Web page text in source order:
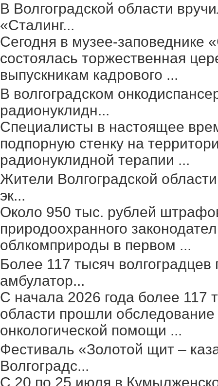
В Волгоградской области
«Сталинг...
Сегодня в музее-заповеднике
состоялась торжественная
выпускникам кадрового ...
В волгоградском
радионуклидн...
Специалисты в настоящее
подпорную стенку на
радионуклидной терапии ...
Жители Волгоградской
эк...
Около 950 тыс. рублей
природоохранного
облкомприроды в первом ...
Более 117 тысяч
амбулатор...
С начала 2026 года более 117
области прошли
онкологической помощи ...
Фестиваль «Золотой щит –
Волгоградс...
С 20 по 25 июля в